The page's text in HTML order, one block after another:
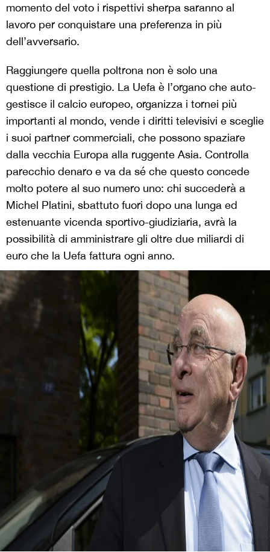
momento del voto i rispettivi sherpa saranno al
lavoro per conquistare una preferenza in più
dell’avversario.
Raggiungere quella poltrona non è solo una
questione di prestigio. La Uefa è l’organo che auto-
gestisce il calcio europeo, organizza i tornei più
importanti al mondo, vende i diritti televisivi e sceglie
i suoi partner commerciali, che possono spaziare
dalla vecchia Europa alla ruggente Asia. Controlla
parecchio denaro e va da sé che questo concede
molto potere al suo numero uno: chi succederà a
Michel Platini, sbattuto fuori dopo una lunga ed
estenuante vicenda sportivo-giudiziaria, avrà la
possibilità di amministrare gli oltre due miliardi di
euro che la Uefa fattura ogni anno.